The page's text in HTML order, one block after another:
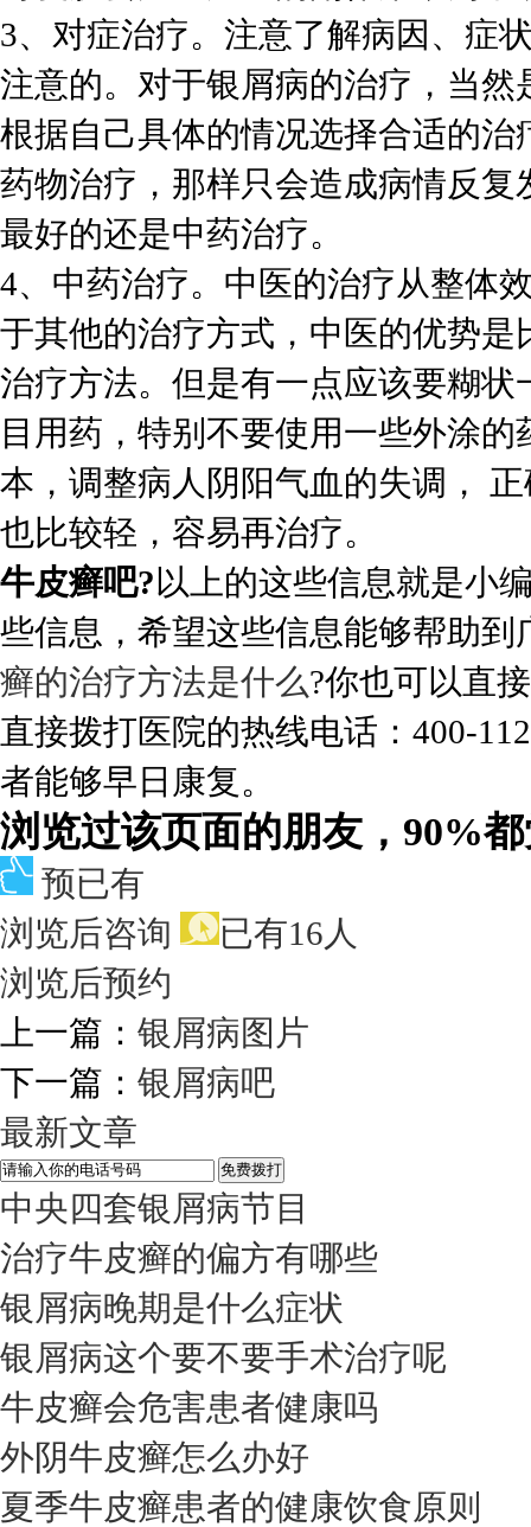
3、对症治疗。注意了解病因、症
注意的。对于银屑病的治疗，当
根据自己具体的情况选择合适的
药物治疗，那样只会造成病情反
最好的还是中药治疗。
4、中药治疗。中医的治疗从整体
于其他的治疗方式，中医的优势
治疗方法。但是有一点应该要糊
目用药，特别不要使用一些外涂
本，调整病人阴阳气血的失调，
也比较轻，容易再治疗。
牛皮癣吧? 以上的这些信息就是小
些信息，希望这些信息能够帮助
癣的治疗方法是什么?你也可以直
直接拨打医院的热线电话：400-
者能够早日康复。
浏览过该页面的朋友，90%
预已有
浏览后咨询
已有16人
浏览后预约
上一篇： 银屑病图片
下一篇： 银屑病吧
最新文章
中央四套银屑病节目
治疗牛皮癣的偏方有哪些
银屑病晚期是什么症状
银屑病这个要不要手术治疗呢
牛皮癣会危害患者健康吗
外阴牛皮癣怎么办好
夏季牛皮癣患者的健康饮食原则